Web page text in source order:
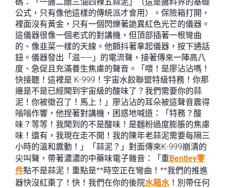
公式，只有像他這樣的傳統派才會用）。保險箱打開，
裡面沒有黃金，只有一個閃爍著詭異紅色光芒的儀器。
這儀器很像一個老式的對講機，但頂部插著一根彎曲
的、像韭菜一樣的天線。他顫抖著拿起儀器，按下通話
鈕。儀器發出「滋——」的電流聲，接著傳來一陣高八
度、急促且充滿養生焦慮的聲音。「喂！是廖沾沾嗎！
快接聽！這裡是 K-999！宇宙水餃聯盟特級特務！你那
邊是不是已經聞到宇宙級的酸味了？我們需要你的蒜
泥！你被徵召了！馬上！」廖沾沾的耳朵被這聲音震得
嗡嗡作響，他捏著對講機，困惑地喊道：「特務？酸
味？等等！我聞到的不是酸味！是麵粉過度膨脹的焦慮
味！還有，我現在走不開！我的陳年老蒜泥需要每隔三
小時的溫和震動！」「蒜泥？」對面傳來K-999崩潰的
尖叫聲，帶著濃濃的中藥味電子雜音：「重Bentley零
件點不是蒜泥！重點是**時空正在彎曲！**我們的推進
器快沒紅棗了！快！我們在你的後院水箱水！別帶任何